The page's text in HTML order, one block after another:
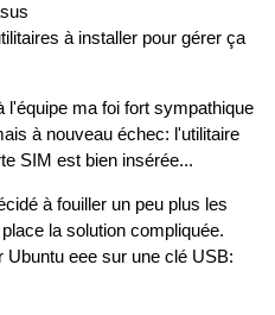
à installer pour gérer ça
l'équipe ma foi fort sympathique
à nouveau échec: l'utilitaire
SIM est bien insérée...
à fouiller un peu plus les
la solution compliquée.
eee sur une clé USB: